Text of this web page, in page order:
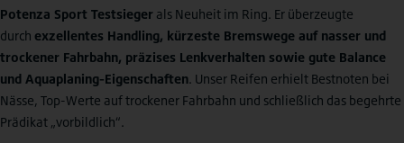
Potenza Sport Testsieger als Neuheit im Ring. Er überzeugte
durch exzellentes Handling, kürzeste Bremswege auf nasser und
trockener Fahrbahn, präzises Lenkverhalten sowie gute Balance
und Aquaplaning-Eigenschaften. Unser Reifen erhielt Bestnoten bei
Nässe, Top-Werte auf trockener Fahrbahn und schließlich das begehrte
Prädikat „vorbildlich“.